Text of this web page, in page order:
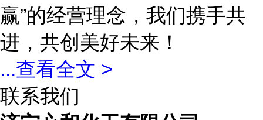
赢”的经营理念，我们携手共
进，共创美好未来！
...查看全文 >
联系我们